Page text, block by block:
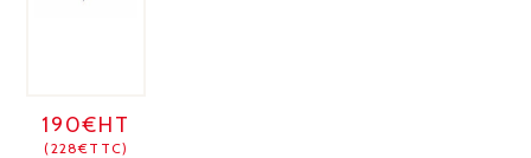
190€HT
(228€TTC)